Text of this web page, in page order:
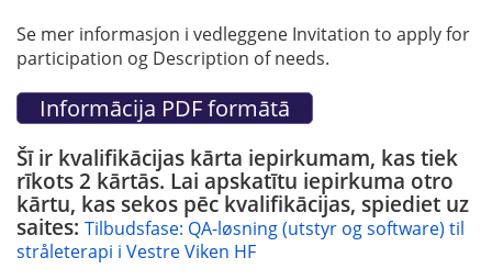
Se mer informasjon i vedleggene Invitation to apply for
participation og Description of needs.
Šī ir kvalifikācijas kārta iepirkumam, kas tiek
rīkots 2 kārtās. Lai apskatītu iepirkuma otro
kārtu, kas sekos pēc kvalifikācijas, spiediet uz
saites: Tilbudsfase: QA-løsning (utstyr og software) til
stråleterapi i Vestre Viken HF